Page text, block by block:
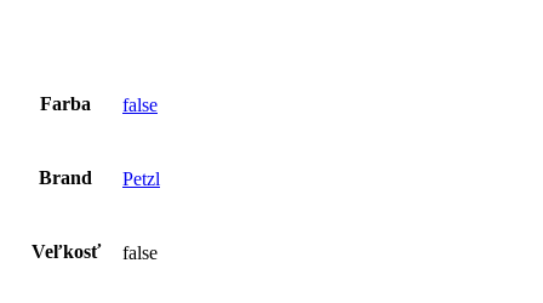
Farba false
Brand Petzl
Veľkosť false